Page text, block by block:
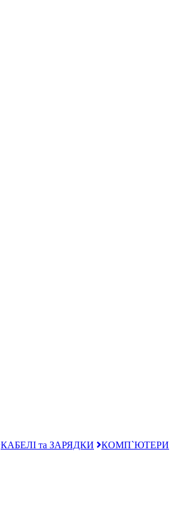
КАБЕЛІ та ЗАРЯДКИ
КОМП`ЮТЕРИ